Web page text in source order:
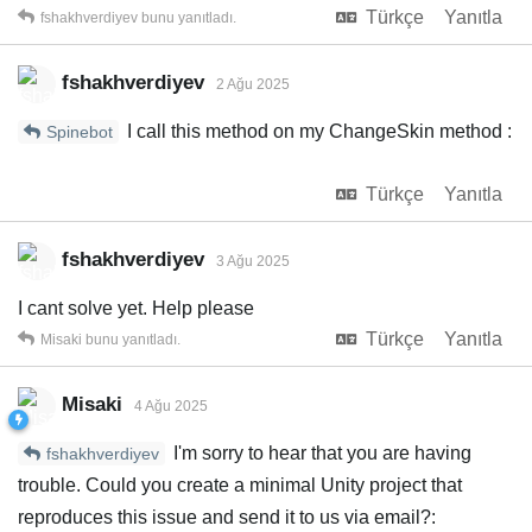
Türkçe Yanıtla
fshakhverdiyev bunu yanıtladı.
fshakhverdiyev 2 Ağu 2025
Spinebot I call this method on my ChangeSkin method :
Türkçe Yanıtla
fshakhverdiyev 3 Ağu 2025
I cant solve yet. Help please
Türkçe
Yanıtla
Misaki bunu yanıtladı.
Misaki 4 Ağu 2025
fshakhverdiyev
I'm sorry to hear that you are having
trouble. Could you create a minimal Unity project that
reproduces this issue and send it to us via email?: